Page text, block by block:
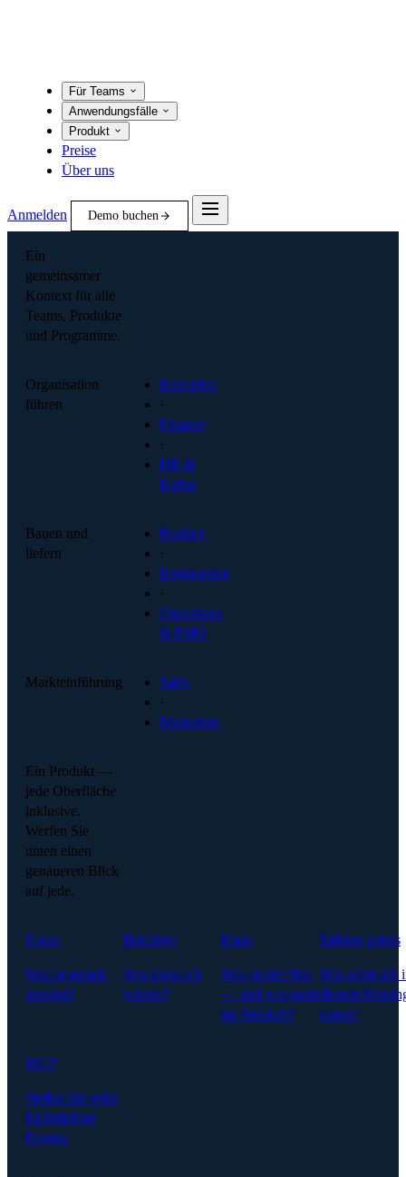
Für Teams
Anwendungsfälle
Produkt
Preise
Über uns
Anmelden Demo buchen
Ein
gemeinsamer
Kontext für alle
Teams, Produkte
und Programme.
Organisation
führen
Executive
·
Finance
·
HR &
Kultur
Bauen und
liefern
Product
·
Engineering
·
Operations
& PMO
Markteinführung
Sales
·
Marketing
Ein Produkt —
jede Oberfläche
inklusive.
Werfen Sie
unten einen
genaueren Blick
auf jede.
Notes
Was ist gerade
passiert?
Briefings
Was muss ich
wissen?
Plans
Was ist der Plan
— und was gerät
ins Stocken?
Talking points
Was sollte ich
diesem
sagen?
MCP
Stellen Sie jeder
KI beliebige
Fragen.